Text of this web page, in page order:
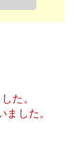
た。
した。